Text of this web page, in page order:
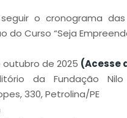
o cronograma
do Curso “Seja
outubro de 2025 (Acesse
da Fundação
330, Petrolina/PE